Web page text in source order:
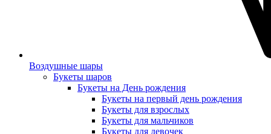
Воздушные шары
Букеты шаров
Букеты на День рождения
Букеты на первый день рождения
Букеты для взрослых
Букеты для мальчиков
Букеты для девочек